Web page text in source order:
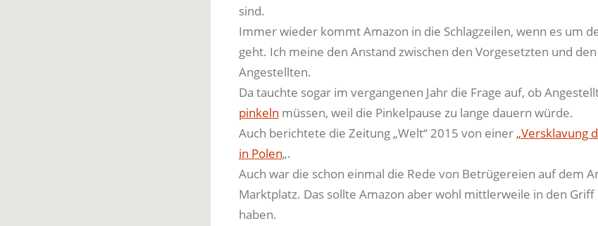
sind.
Immer wieder kommt Amazon in die Schlagzeilen, wenn es um
geht. Ich meine den Anstand zwischen den Vorgesetzten und den
Angestellten.
Da tauchte sogar im vergangenen Jahr die Frage auf, ob
pinkeln müssen, weil die Pinkelpause zu lange dauern würde.
Auch berichtete die Zeitung „Welt“ 2015 von einer„Versklavung
in Polen„.
Auch war die schon einmal die Rede von Betrügereien auf dem
Marktplatz. Das sollte Amazon aber wohl mittlerweile in den
haben.